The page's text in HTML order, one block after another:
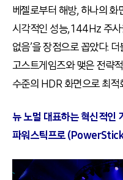
베젤로부터 해방, 하나의
시각적인 성능, 144Hz 주
없음’을 장점으로 꼽았다.
고스트게임즈와 맺은 전략
수준의 HDR 화면으로 최적
뉴 노멀 대표하는 혁신적
파워스틱프로